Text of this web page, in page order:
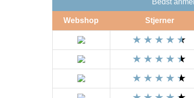
Bedst
Webshop Stjerner